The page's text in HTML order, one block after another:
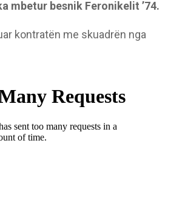
mbetur besnik Feronikelit ’74.
kontratën me skuadrën nga